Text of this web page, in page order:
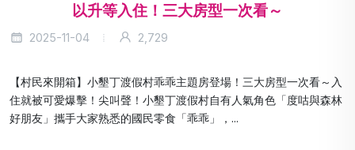
以升等入住！三大房型一次看～
2025-11-04 2,729
【村民來開箱】小墾丁渡假村乖乖主題房登場！三大房型一次看～入
住就被可愛爆擊！尖叫聲！小墾丁渡假村自有人氣角色「度咕與森林
好朋友」攜手大家熟悉的國民零食「乖乖」，...